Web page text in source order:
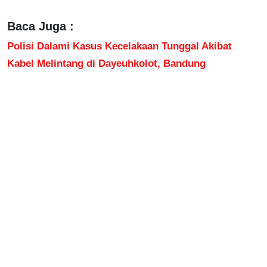
Baca Juga :
Polisi Dalami Kasus Kecelakaan Tunggal Akibat
Kabel Melintang di Dayeuhkolot, Bandung